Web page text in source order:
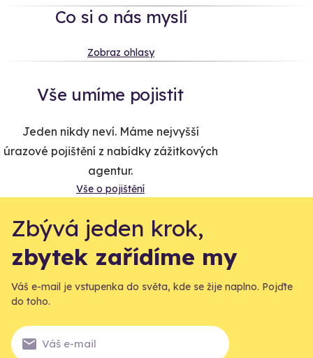
Co si o nás myslí
Zobraz ohlasy
Vše umíme pojistit
Jeden nikdy neví. Máme nejvyšší
úrazové pojištění z nabídky zážitkových
agentur.
Vše o pojištění
Zbývá jeden krok,
zbytek zařídíme my
Váš e-mail je vstupenka do světa, kde se žije naplno. Pojďte
do toho.